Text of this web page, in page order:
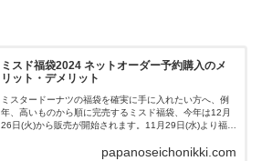
ミスド福袋2024 ネットオーダー予約購入のメ
リット・デメリット
ミスタードーナツの福袋を確実に手に入れたい方へ、例
年、高いものから順に完売するミスド福袋、今年は12月
26日(火)から販売が開始されます。11月29日(水)より福袋
papanoseichonikki.com